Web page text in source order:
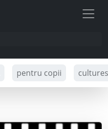
pentru copii